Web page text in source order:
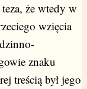
że wtedy w
wzięcia
znaku
treścią był jego